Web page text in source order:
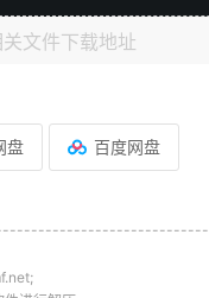
关文件下载地址
盘 百度网盘